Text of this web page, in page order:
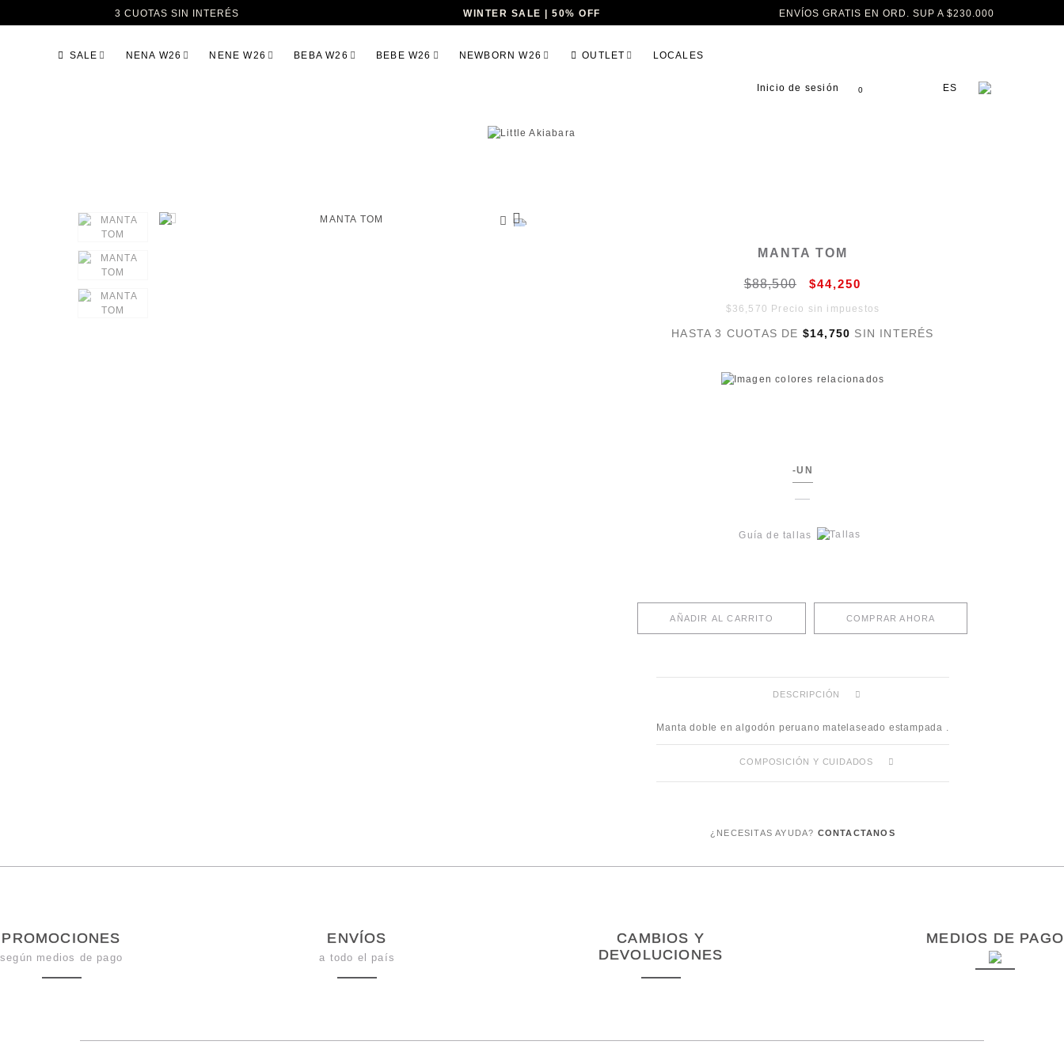
3 CUOTAS SIN INTERÉS WINTER SALE | 50% OFF ENVÍOS GRATIS EN ORD. SUP A $230.000
SALE NENA W26 NENE W26 BEBA W26 BEBE W26 NEWBORN W26 OUTLET LOCALES
ES
0
Inicio de sesión
MANTA TOM
$88,500 $44,250
$36,570 Precio sin impuestos
HASTA 3 CUOTAS DE $14,750 SIN INTERÉS
-UN
Guía de tallas
AÑADIR AL CARRITO COMPRAR AHORA
DESCRIPCIÓN
Manta doble en algodón peruano matelaseado estampada .
COMPOSICIÓN Y CUIDADOS
¿NECESITAS AYUDA? CONTACTANOS
PROMOCIONES
según medios de pago
ENVÍOS
a todo el país
CAMBIOS Y
DEVOLUCIONES
MEDIOS DE PAGO